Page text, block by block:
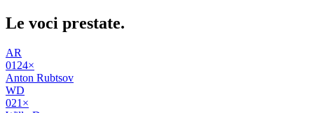
Le voci prestate.
AR
01 24×
Anton Rubtsov
WD
021 ×